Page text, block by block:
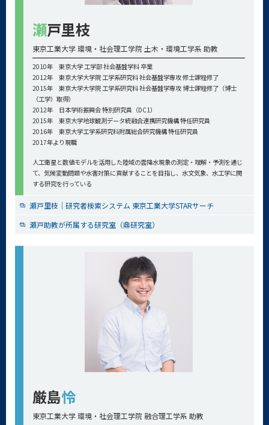
瀬戸里枝
東京工業大学 環境・社会理工学院 土木・環境工学系 助教
2010年 東京大学 工学部 社会基盤学科 卒業
2012年 東京大学大学院 工学系研究科 社会基盤学専攻 修士課程修了
2015年 東京大学大学院 工学系研究科 社会基盤学専攻 博士課程修了（博士
（工学）取得）
2012年 日本学術振興会 特別研究員（DC1）
2015年 東京大学地球観測データ統融合連携研究機構 特任研究員
2016年 東京大学工学系研究科附属総合研究機構 特任研究員
2017年より現職
人工衛星と数値モデルを活用した陸域の雲降水現象の測定・理解・予測を通じ
て、気候変動問題や水害対策に貢献することを目指し、水文気象、水工学に関
する研究を行っている
瀬戸里枝｜研究者検索システム 東京工業大学STARサーチ
瀬戸助教が所属する研究室（鼎研究室）
厳島怜
東京工業大学 環境・社会理工学院 融合理工学系 助教